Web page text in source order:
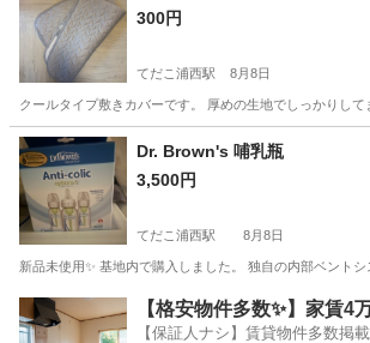
300円
てだこ浦西駅 8月8日
クールタイプ敷きカバーです。 厚めの生地でしっかりし
沖縄 中頭郡 キッズ用品
Dr. Brown's 哺乳瓶
3,500円
てだこ浦西駅 8月8日
新品未使用✨ 基地内で購入しました。 独自の内部ベント
沖縄 中頭郡 てだこ浦西駅 ベビー用品 哺
【格安物件多数✨】家賃4
【保証人ナシ】賃貸物件多数掲載